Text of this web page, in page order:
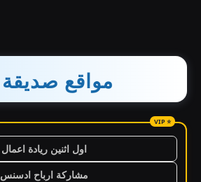
مواقع صديقة
اول اثنين ريادة اعمال
مشاركة ارباح ادسنس